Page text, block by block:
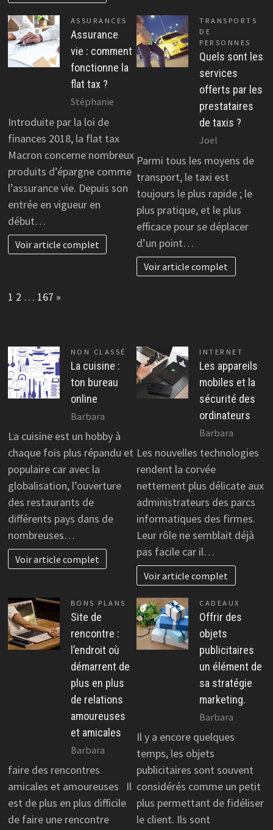
ASSURANCES
Assurance
vie : comment
fonctionne la
flat tax ?
Stéphanie
Introduite par la loi de
finances 2018, la flat tax
Macron concerne nombreux
produits d’épargne comme
l’assurance vie. Depuis son
entrée en vigueur en
début…
Voir article complet
TRANSPORTS
DE
PERSONNES
Quels sont les
services
offerts par les
prestataires
de taxis ?
Joel
Parmi tous les moyens de
transport, le taxi est
toujours le plus rapide ; le
plus pratique, et le plus
efficace pour se déplacer
d’un point…
Voir article complet
Page:
1 2 … 167 Next
»
NON CLASSÉ
La cuisine :
ton bureau
online
Barbara
La cuisine est un hobby à
chaque fois plus répandu et
populaire car avec la
globalisation, l’ouverture
des restaurants de
différents pays dans de
nombreuses…
Voir article complet
INTERNET
Les appareils
mobiles et la
sécurité des
ordinateurs
Barbara
Les nouvelles technologies
rendent la corvée
nettement plus délicate aux
administrateurs des parcs
informatiques des firmes.
Leur rôle ne semblait déjà
pas facile car il…
Voir article complet
BONS PLANS
Site de
rencontre :
l’endroit où
démarrent de
plus en plus
de relations
amoureuses
et amicales
Barbara
faire des rencontres
amicales et amoureuses Il
est de plus en plus difficile
de faire une rencontre
CADEAUX
Offrir des
objets
publicitaires
un élément de
sa stratégie
marketing.
Barbara
Il y a encore quelques
temps, les objets
publicitaires sont souvent
considérés comme un petit
plus permettant de fidéliser
le client. Ils sont